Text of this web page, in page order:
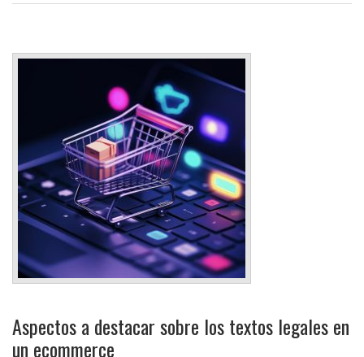
Aspectos a destacar sobre los textos legales en
un ecommerce